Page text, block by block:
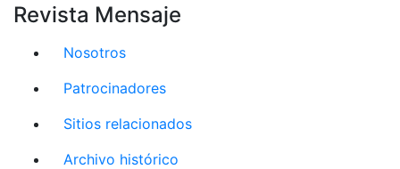
Revista Mensaje
Nosotros
Patrocinadores
Sitios relacionados
Archivo histórico